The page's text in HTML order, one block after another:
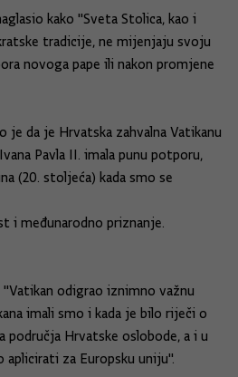
kako "Sveta Stolica, kao i
tradicije, ne mijenjaju svoju
novoga pape ili nakon promjene
je da je Hrvatska zahvalna Vatikanu
Pavla II. imala punu potporu,
(20. stoljeća) kada smo se
i međunarodno priznanje.
"Vatikan odigrao iznimno važnu
imali smo i kada je bilo riječi o
područja Hrvatske oslobode, a i u
za Europsku uniju".